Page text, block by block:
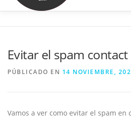
Evitar el spam
PÚBLICADO EN 14 NOVIEMBRE,
Vamos a ver como evitar el spam en